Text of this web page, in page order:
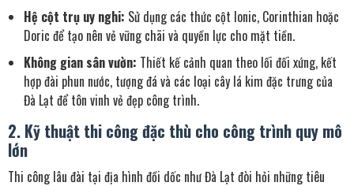
Hệ cột trụ uy nghi: Sử dụng các thức cột Ionic, Corinthian hoặc
Doric để tạo nên vẻ vững chãi và quyền lực cho mặt tiền.
Không gian sân vườn: Thiết kế cảnh quan theo lối đối xứng, kết
hợp đài phun nước, tượng đá và các loại cây lá kim đặc trưng của
Đà Lạt để tôn vinh vẻ đẹp công trình.
2. Kỹ thuật thi công đặc thù cho công trình quy mô
lớn
Thi công lâu đài tại địa hình đồi dốc như Đà Lạt đòi hỏi những tiêu